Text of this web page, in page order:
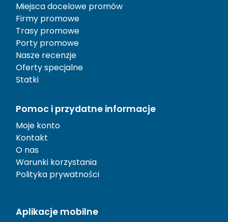
Miejsca docelowe promów
Firmy promowe
Trasy promowe
Porty promowe
Nasze recenzje
Oferty specjalne
Statki
Pomoc i przydatne informacje
Moje konto
Kontakt
O nas
Warunki korzystania
Polityka prywatności
Aplikacje mobilne